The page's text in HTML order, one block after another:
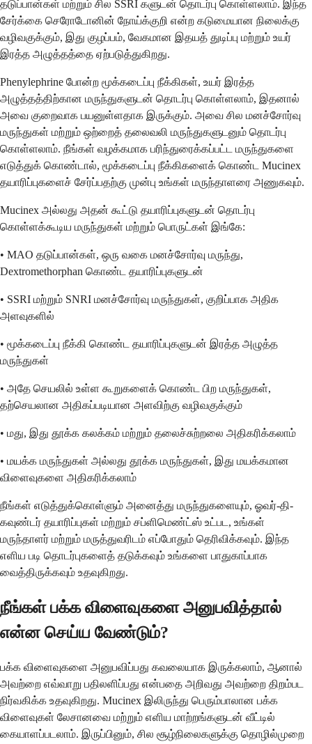
தடுப்பான்கள் மற்றும் சில SSRI களுடன் தொடர்பு கொள்ளலாம். இந்த
சேர்க்கை செரோடோனின் நோய்க்குறி என்ற கடுமையான நிலைக்கு
வழிவகுக்கும், இது குழப்பம், வேகமான இதயத் துடிப்பு மற்றும் உயர்
இரத்த அழுத்தத்தை ஏற்படுத்துகிறது.
Phenylephrine போன்ற மூக்கடைப்பு நீக்கிகள், உயர் இரத்த
அழுத்தத்திற்கான மருந்துகளுடன் தொடர்பு கொள்ளலாம், இதனால்
அவை குறைவாக பயனுள்ளதாக இருக்கும். அவை சில மனச்சோர்வு
மருந்துகள் மற்றும் ஒற்றைத் தலைவலி மருந்துகளுடனும் தொடர்பு
கொள்ளலாம். நீங்கள் வழக்கமாக பரிந்துரைக்கப்பட்ட மருந்துகளை
எடுத்துக் கொண்டால், மூக்கடைப்பு நீக்கிகளைக் கொண்ட Mucinex
தயாரிப்புகளைச் சேர்ப்பதற்கு முன்பு உங்கள் மருந்தாளரை அணுகவும்.
Mucinex அல்லது அதன் கூட்டு தயாரிப்புகளுடன் தொடர்பு
கொள்ளக்கூடிய மருந்துகள் மற்றும் பொருட்கள் இங்கே:
• MAO தடுப்பான்கள், ஒரு வகை மனச்சோர்வு மருந்து,
Dextromethorphan கொண்ட தயாரிப்புகளுடன்
• SSRI மற்றும் SNRI மனச்சோர்வு மருந்துகள், குறிப்பாக அதிக
அளவுகளில்
• மூக்கடைப்பு நீக்கி கொண்ட தயாரிப்புகளுடன் இரத்த அழுத்த
மருந்துகள்
• அதே செயலில் உள்ள கூறுகளைக் கொண்ட பிற மருந்துகள்,
தற்செயலான அதிகப்படியான அளவிற்கு வழிவகுக்கும்
• மது, இது தூக்க கலக்கம் மற்றும் தலைச்சுற்றலை அதிகரிக்கலாம்
• மயக்க மருந்துகள் அல்லது தூக்க மருந்துகள், இது மயக்கமான
விளைவுகளை அதிகரிக்கலாம்
நீங்கள் எடுத்துக்கொள்ளும் அனைத்து மருந்துகளையும், ஓவர்-தி-
கவுண்டர் தயாரிப்புகள் மற்றும் சப்ளிமெண்ட்ஸ் உட்பட, உங்கள்
மருந்தாளர் மற்றும் மருத்துவரிடம் எப்போதும் தெரிவிக்கவும். இந்த
எளிய படி தொடர்புகளைத் தடுக்கவும் உங்களை பாதுகாப்பாக
வைத்திருக்கவும் உதவுகிறது.
நீங்கள் பக்க விளைவுகளை அனுபவித்தால்
என்ன செய்ய வேண்டும்?
பக்க விளைவுகளை அனுபவிப்பது கவலையாக இருக்கலாம், ஆனால்
அவற்றை எவ்வாறு பதிலளிப்பது என்பதை அறிவது அவற்றை திறம்பட
நிர்வகிக்க உதவுகிறது. Mucinex இலிருந்து பெரும்பாலான பக்க
விளைவுகள் லேசானவை மற்றும் எளிய மாற்றங்களுடன் வீட்டில்
கையாளப்படலாம். இருப்பினும், சில சூழ்நிலைகளுக்கு தொழில்முறை